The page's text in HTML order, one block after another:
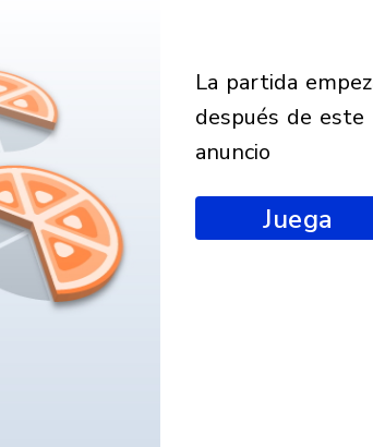
la partida empezará
después de este
anuncio
Juega